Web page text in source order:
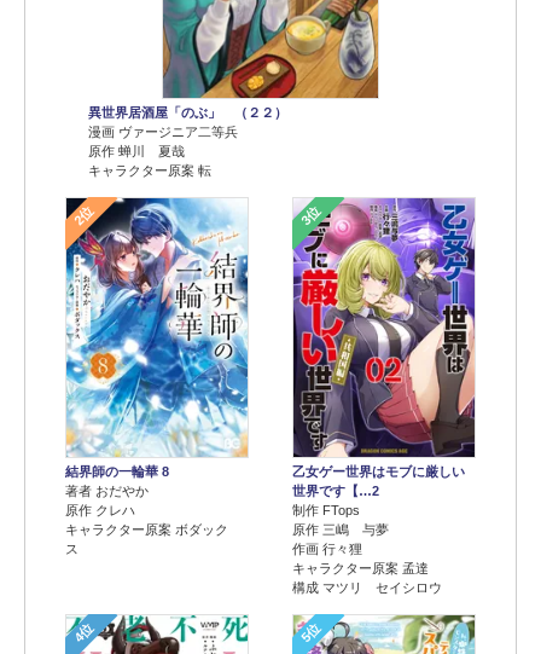
異世界居酒屋「のぶ」 （２２）
漫画 ヴァージニア二等兵
原作 蝉川 夏哉
キャラクター原案 転
2位
結界師の一輪華 8
著者 おだやか
原作 クレハ
キャラクター原案 ボダック
ス
3位
乙女ゲー世界はモブに厳しい
世界です【…2
制作 FTops
原作 三嶋 与夢
作画 行々狸
キャラクター原案 孟達
構成 マツリ セイシロウ
4位 5位